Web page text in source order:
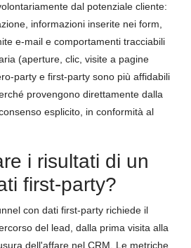
dal potenziale cliente:
informazioni inserite nei form,
e-mail e comportamenti tracciabili
(aperture, clic, visite a pagine
party e first-party sono più affidabili
provengono direttamente dalla
esplicito, in conformità al
i risultati di un
first-party?
con dati first-party richiede il
del lead, dalla prima visita alla
dell'affare nel CRM. Le metriche